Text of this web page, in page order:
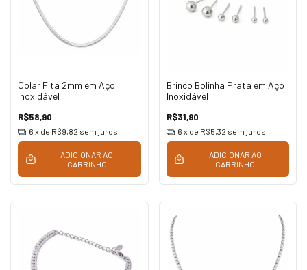
Colar Fita 2mm em Aço
Inoxidável
R$58,90
6 x de R$9,82 sem juros
ADICIONAR AO
CARRINHO
Brinco Bolinha Prata em Aço
Inoxidável
R$31,90
6 x de R$5,32 sem juros
ADICIONAR AO
CARRINHO